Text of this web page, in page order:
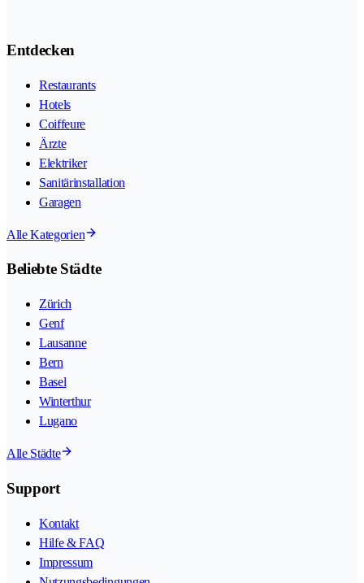
Entdecken
Restaurants
Hotels
Coiffeure
Ärzte
Elektriker
Sanitärinstallation
Garagen
Alle Kategorien
Beliebte Städte
Zürich
Genf
Lausanne
Bern
Basel
Winterthur
Lugano
Alle Städte
Support
Kontakt
Hilfe & FAQ
Impressum